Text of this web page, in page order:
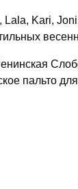
Kari,
пальто